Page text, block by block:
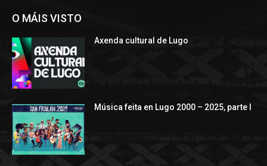
O MÁIS VISTO
Axenda cultural de Lugo
Música feita en Lugo 2000 – 2025, parte I